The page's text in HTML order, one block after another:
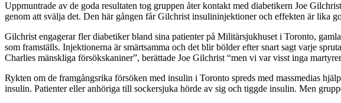
Uppmuntrade av de goda resultaten tog gruppen åter kontakt med diabetikern Joe
genom att svälja det. Den här gången får Gilchrist insulininjektioner och effekten är lika
Gilchrist engagerar fler diabetiker bland sina patienter på Militärsjukhuset i Toronto,
som framställs. Injektionerna är smärtsamma och det blir bölder efter snart sagt varje
Charlies mänskliga försökskaniner”, berättade Joe Gilchrist “men vi var visst inga
Rykten om de framgångsrika försöken med insulin i Toronto spreds med massmedias
insulin. Patienter eller anhöriga till sockersjuka hörde av sig och tiggde insulin. Men